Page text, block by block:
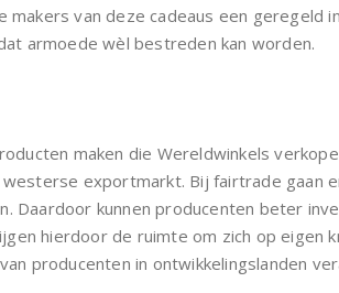
van deze cadeaus een geregeld
armoede wèl bestreden kan worden.
maken die Wereldwinkels
exportmarkt. Bij fairtrade gaan
Daardoor kunnen producenten beter
hierdoor de ruimte om zich op eigen
producenten in ontwikkelingslanden